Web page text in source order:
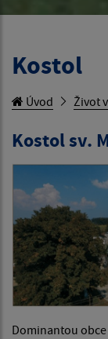
Kostol
Úvod Život
Kostol sv.
Dominantou